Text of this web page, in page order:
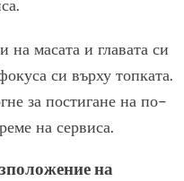
на масата и главата си
си върху топката.
за постигане на по-
на сервиса.
на